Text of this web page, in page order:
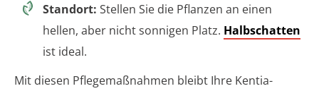
Standort: Stellen Sie die Pflanzen an einen
hellen, aber nicht sonnigen Platz. Halbschatten
ist ideal.
Mit diesen Pflegemaßnahmen bleibt Ihre Kentia-